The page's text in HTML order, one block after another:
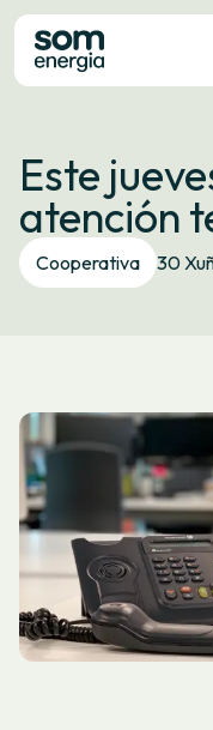
Tarifas
Servizos
Empresas
La
Idioma: CA
Este
atención
Cooperativa 30